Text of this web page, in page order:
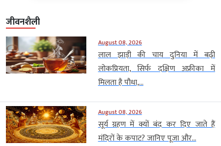
जीवनशैली
August 08, 2026
लाल झाड़ी की चाय दुनिया में बढ़ी
लोकप्रियता, सिर्फ दक्षिण अफ्रीका में
मिलता है पौधा,...
August 08, 2026
सूर्य ग्रहण में क्यों बंद कर दिए जाते हैं
मंदिरों के कपाट? जानिए पूजा और...